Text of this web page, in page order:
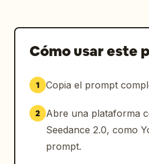
Polvo microscópico en el
suave.
Restricciones: 4K UHD,
lenta, sin
personaje, los adornos
vestimenta, el abanico y
Cómo usar este
1 Copia el prompt
2
Abre una plataforma
Seedance 2.0, como
prompt.